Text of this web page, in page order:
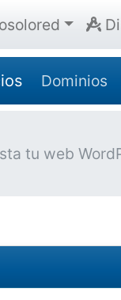
Dominios
tu web